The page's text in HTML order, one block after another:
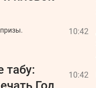
табу:
10:42
10:42